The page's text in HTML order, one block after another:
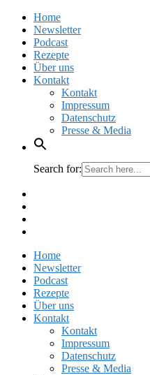
Home
Newsletter
Podcast
Rezepte
Über uns
Kontakt
Kontakt
Impressum
Datenschutz
Presse & Media
Search for:
Home
Newsletter
Podcast
Rezepte
Über uns
Kontakt
Kontakt
Impressum
Datenschutz
Presse & Media